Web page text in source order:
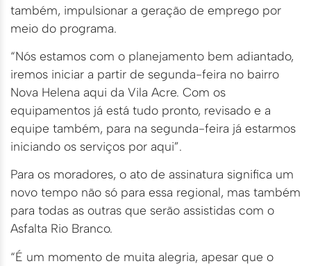
também, impulsionar a geração de emprego por
meio do programa.
“Nós estamos com o planejamento bem adiantado,
iremos iniciar a partir de segunda-feira no bairro
Nova Helena aqui da Vila Acre. Com os
equipamentos já está tudo pronto, revisado e a
equipe também, para na segunda-feira já estarmos
iniciando os serviços por aqui”.
Para os moradores, o ato de assinatura significa um
novo tempo não só para essa regional, mas também
para todas as outras que serão assistidas com o
Asfalta Rio Branco.
“É um momento de muita alegria, apesar que o